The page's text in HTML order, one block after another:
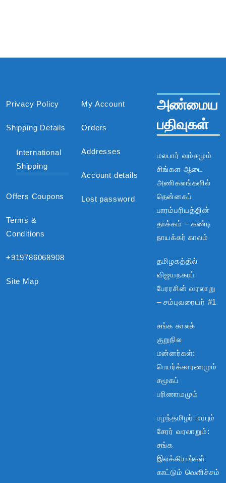
Privacy Policy
Shipping Details
International
Shipping
Offers Coupons
Terms &
Conditions
+919786068908
Site Map
My Account
Orders
Addresses
Account details
Lost password
அண்மைய
பதிவுகள்
மலபார் வம்சமும்
சிங்கள ஆடை
அணிகலங்களில்
தென்னகப்
பாரம்பரியத்தின்
தாக்கம் – கண்டி
நாயக்கர் காலம்
தமிழகத்தில்
விஜயநகரப்
பேரரசின் வரலாறு
– சம்புவரையர் #1
சங்க காலக்
குறுநில
மன்னர்கள்:
பெயர்க்காரணமும்
சமூகப்
பரிணாமமும்
பழந்தமிழர் மரபும்
சேரர் வரலாறும்:
சங்க
இலக்கியங்கள்
காட்டும் வெளிச்சம்